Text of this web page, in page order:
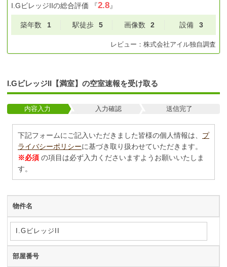
I.GビレッジIIの総合評価 『2.8』
築年数 1 駅徒歩 5 画像数 2 設備 3
レビュー： 株式会社アイル独自調査
I.GビレッジII【満室】の空室速報を受け取る
内容入力 入力確認 送信完了
下記フォームにご記入いただきました皆様の個人情報は、 プ
ライバシーポリシーに基づき取り扱わせていただきます。
※必須 の項目は必ず入力くださいますようお願いいたしま
す。
物件名
部屋番号